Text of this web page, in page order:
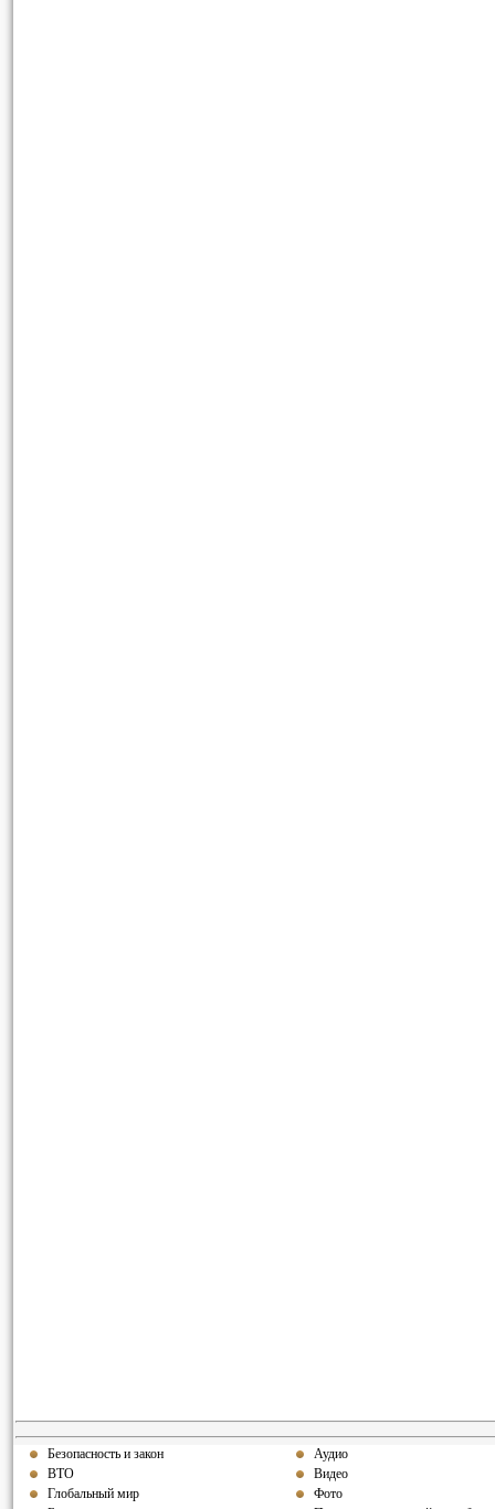
Безопасность и закон
ВТО
Глобальный мир
Аудио
Видео
Фото